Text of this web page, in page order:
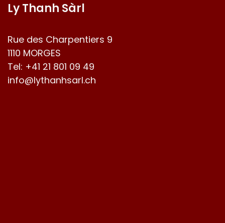
Ly Thanh Sàrl
Rue des Charpentiers 9
1110 MORGES
Tel: +41 21 801 09 49
info@lythanhsarl.ch